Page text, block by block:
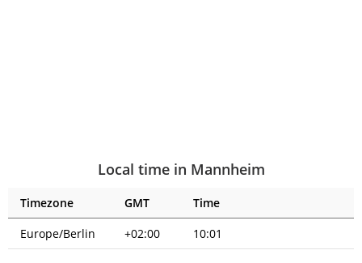
Local time in Mannheim
Timezone GMT
Time
Europe/Berlin
+02:00 10:01